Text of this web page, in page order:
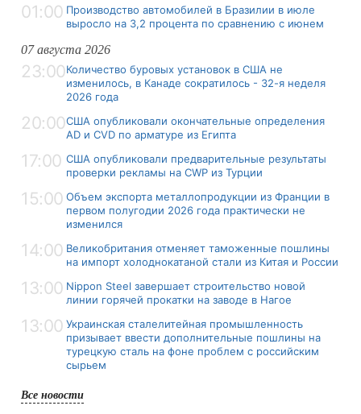
01:00 Производство автомобилей в Бразилии в июле
выросло на 3,2 процента по сравнению с июнем
07 августа 2026
23:00Количество буровых установок в США не
изменилось, в Канаде сократилось - 32-я неделя
2026 года
20:00США опубликовали окончательные определения
AD и CVD по арматуре из Египта
17:00 США опубликовали предварительные результаты
проверки рекламы на CWP из Турции
15:00 Объем экспорта металлопродукции из Франции в
первом полугодии 2026 года практически не
изменился
14:00 Великобритания отменяет таможенные пошлины
на импорт холоднокатаной стали из Китая и России
13:00 Nippon Steel завершает строительство новой
линии горячей прокатки на заводе в Нагое
13:00 Украинская сталелитейная промышленность
призывает ввести дополнительные пошлины на
турецкую сталь на фоне проблем с российским
сырьем
Все новости